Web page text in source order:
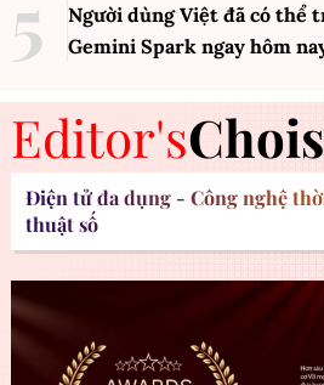
Người dùng Việt đã có thể
Gemini Spark ngay hôm
Editor's
Điện tử đa dụng - Công nghệ
thuật số